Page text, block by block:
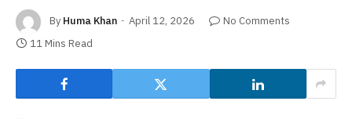
By Huma Khan April 12, 2026
No Comments
11 Mins Read